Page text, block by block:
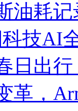
油耗
技AI
日出
革，